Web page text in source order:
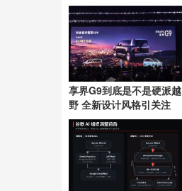
享界G9到底是不是硬派越
野 全新设计风格引关注